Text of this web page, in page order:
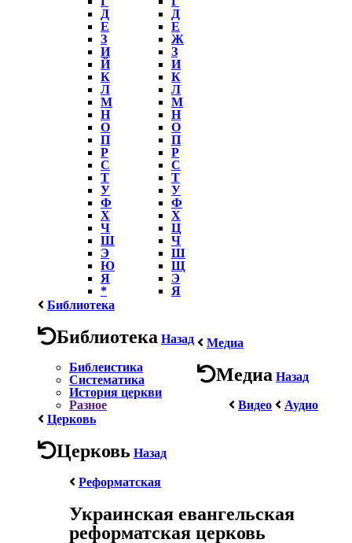
Д
Е
З
И
Й
К
Л
М
Н
О
П
Р
С
Т
У
Ф
Х
Ч
Ш
Э
Ю
Я
*
Д
Е
Ж
З
И
К
Л
М
Н
О
П
Р
С
Т
У
Ф
Х
Ц
Ч
Ш
Щ
Э
Я
Библиотека
Библиотека Назад
Библеистика
Систематика
История церкви
Разное
Медиа
Медиа Назад
Видео
Аудио
Церковь
Церковь Назад
Реформатская
Украинская евангельская
реформатская церковь